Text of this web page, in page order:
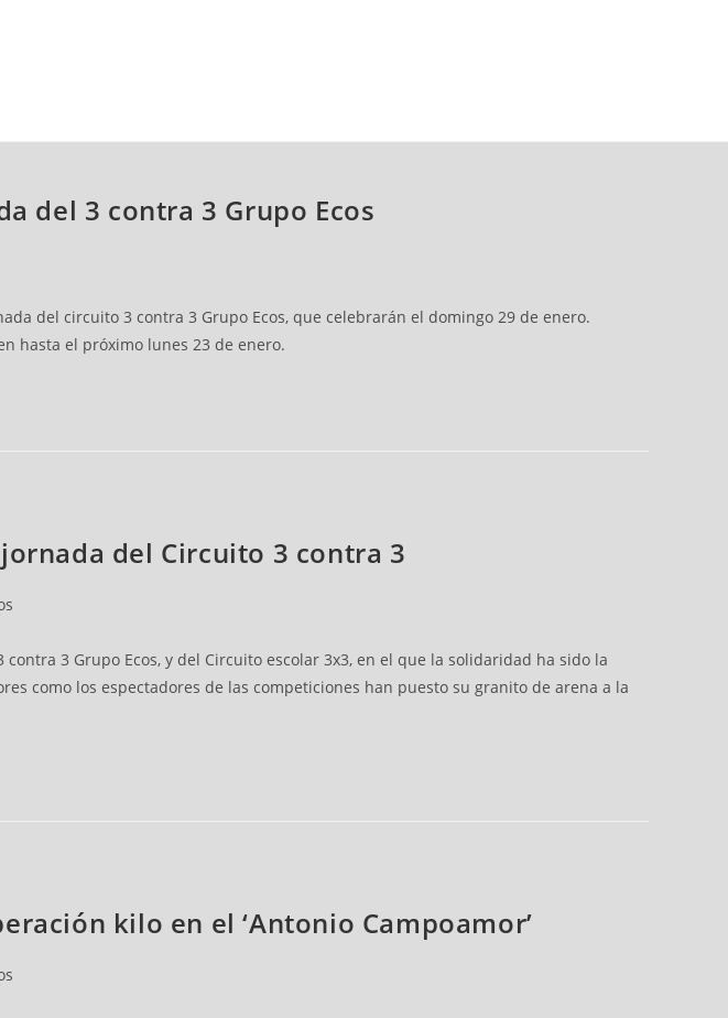
del 3 contra 3 Grupo Ecos
del circuito 3 contra 3 Grupo Ecos, que celebrarán el domingo 29 de enero.
hasta el próximo lunes 23 de enero.
del Circuito 3 contra 3
3 Grupo Ecos, y del Circuito escolar 3x3, en el que la solidaridad ha sido la
como los espectadores de las competiciones han puesto su granito de arena a la
kilo en el ‘Antonio Campoamor’